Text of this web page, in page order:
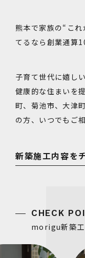
熊本で家族の“こ
てるなら創業通算
子育て世代に嬉し
健康的な住まいを
町、菊池市、大津
の方、いつでもご
新築施工内容を
morigu新築工